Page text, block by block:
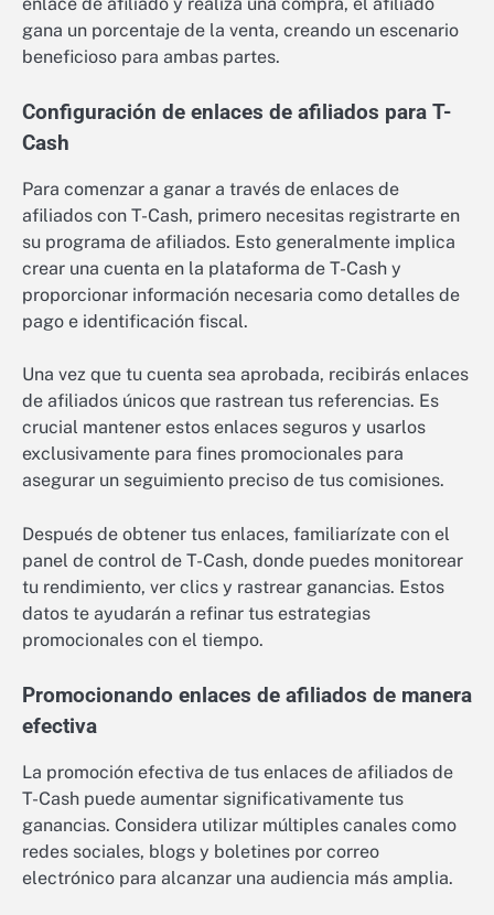
gana un porcentaje de la venta, creando un escenario
beneficioso para ambas partes.
Configuración de enlaces de afiliados para T-
Cash
Para comenzar a ganar a través de enlaces de
afiliados con T-Cash, primero necesitas registrarte en
su programa de afiliados. Esto generalmente implica
crear una cuenta en la plataforma de T-Cash y
proporcionar información necesaria como detalles de
pago e identificación fiscal.
Una vez que tu cuenta sea aprobada, recibirás enlaces
de afiliados únicos que rastrean tus referencias. Es
crucial mantener estos enlaces seguros y usarlos
exclusivamente para fines promocionales para
asegurar un seguimiento preciso de tus comisiones.
Después de obtener tus enlaces, familiarízate con el
panel de control de T-Cash, donde puedes monitorear
tu rendimiento, ver clics y rastrear ganancias. Estos
datos te ayudarán a refinar tus estrategias
promocionales con el tiempo.
Promocionando enlaces de afiliados de manera
efectiva
La promoción efectiva de tus enlaces de afiliados de
T-Cash puede aumentar significativamente tus
ganancias. Considera utilizar múltiples canales como
redes sociales, blogs y boletines por correo
electrónico para alcanzar una audiencia más amplia.